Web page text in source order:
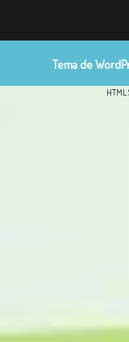
Tema de